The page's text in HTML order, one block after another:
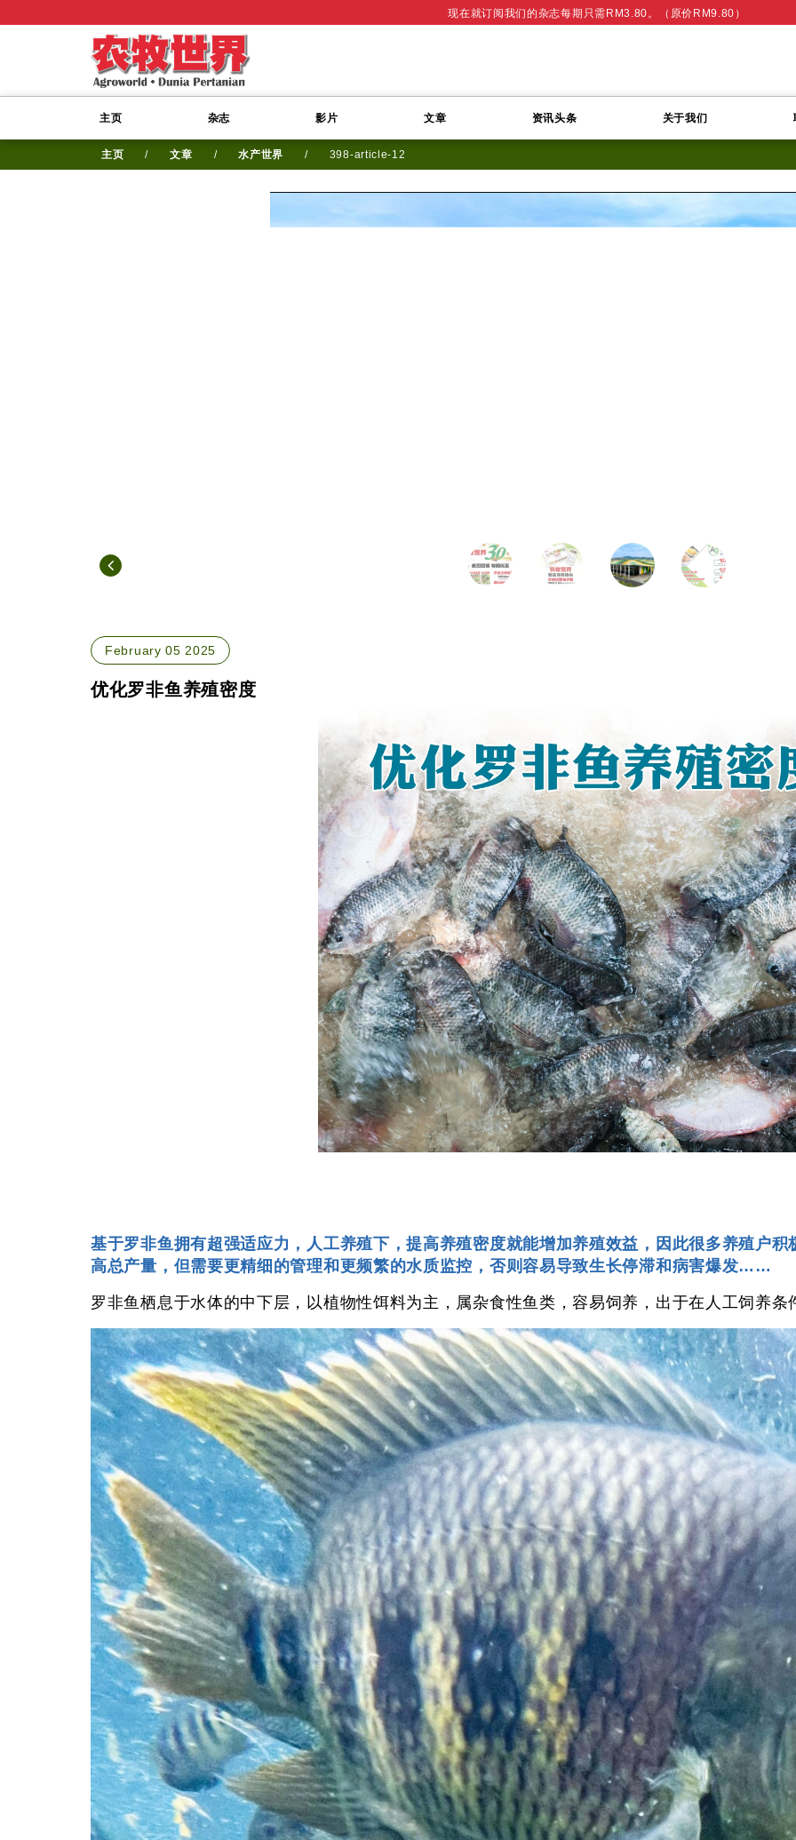
现在就订阅我们的杂志每期只需RM3.80。（原价RM9.80）
主页 杂志 影片 文章 资讯头条 关于我们
主页 / 文章 / 水产世界 / 398-article-12
February 05 2025
优化罗非鱼养殖密度
基于罗非鱼拥有超强适应力，人工养殖下，提高养殖密度就能增加养殖效益，因此很多养殖户
高总产量，但需要更精细的管理和更频繁的水质监控，否则容易导致生长停滞和病害爆发……
罗非鱼栖息于水体的中下层，以植物性饵料为主，属杂食性鱼类，容易饲养，出于在人工饲养